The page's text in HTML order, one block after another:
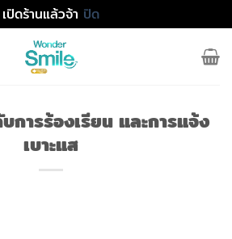
เปิดร้านแล้วจ้า ปิด
การร้องเรียน และการแจ้ง
เบาะแส